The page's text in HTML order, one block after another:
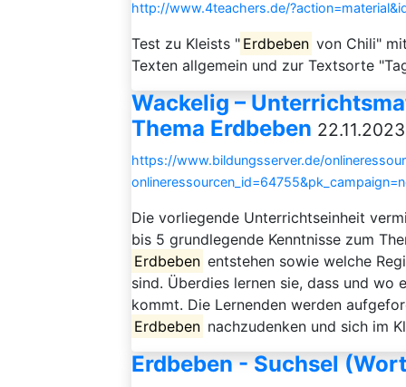
http://www.4teachers.de/
Test zu Kleists " Erdbeben von Chili"
Texten allgemein und zur Textsorte
Wackelig –
Thema Erdbeben
https://www.bildungsserver.de/
Die vorliegende Unterrichtseinheit
bis 5 grundlegende Kenntnisse zum
Erdbeben entstehen sowie welche
sind. Überdies lernen sie, dass und wo
kommt. Die Lernenden werden
Erdbeben nachzudenken und sich im
Erdbeben - Suchsel